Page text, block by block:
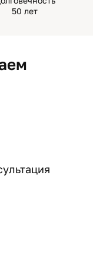
50 лет